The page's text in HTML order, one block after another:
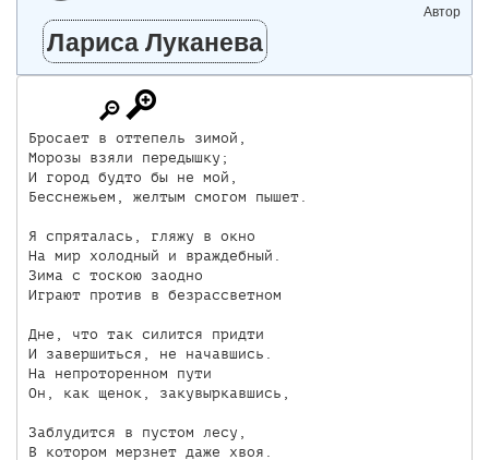
Автор
Лариса Луканева
Бросает в оттепель зимой,
Морозы взяли передышку;
И город будто бы не мой,
Бесснежьем, желтым смогом пышет.
Я спряталась, гляжу в окно
На мир холодный и враждебный.
Зима с тоскою заодно
Играют против в безрассветном
Дне, что так силится придти
И завершиться, не начавшись.
На непроторенном пути
Он, как щенок, закувыркавшись,
Заблудится в пустом лесу,
В котором мерзнет даже хвоя.